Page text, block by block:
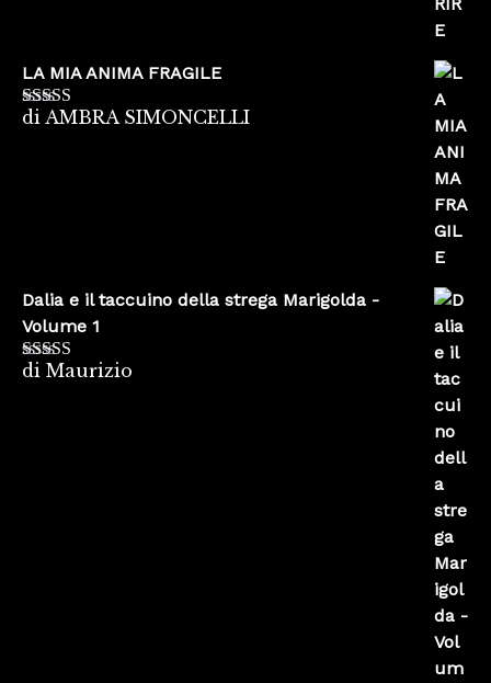
LA MIA ANIMA FRAGILE
Valutato5su
di AMBRA SIMONCELLI
Dalia e il taccuino della strega Marigolda -
Volume 1
Valutato4
di Maurizio